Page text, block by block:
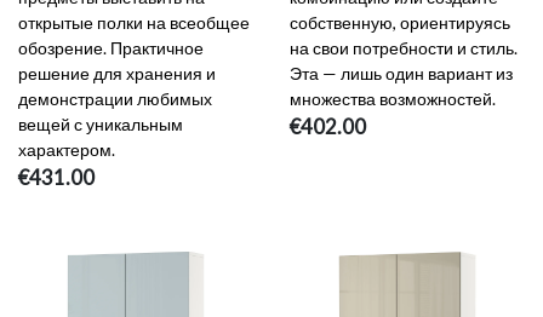
открытые полки на всеобщее
обозрение. Практичное
решение для хранения и
демонстрации любимых
вещей с уникальным
характером.
€431.00
собственную, ориентируясь
на свои потребности и стиль.
Эта — лишь один вариант из
множества возможностей.
€402.00